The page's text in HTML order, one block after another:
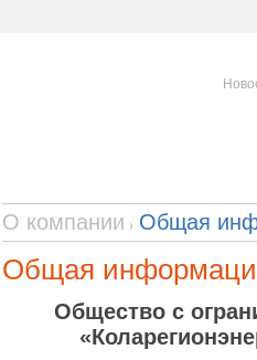
О компании Общая
Общая
Общество с